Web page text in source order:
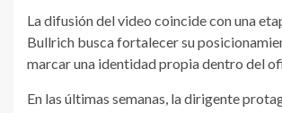
La difusión del video coincide con una
Bullrich busca fortalecer su
marcar una identidad propia dentro del
En las últimas semanas, la dirigente